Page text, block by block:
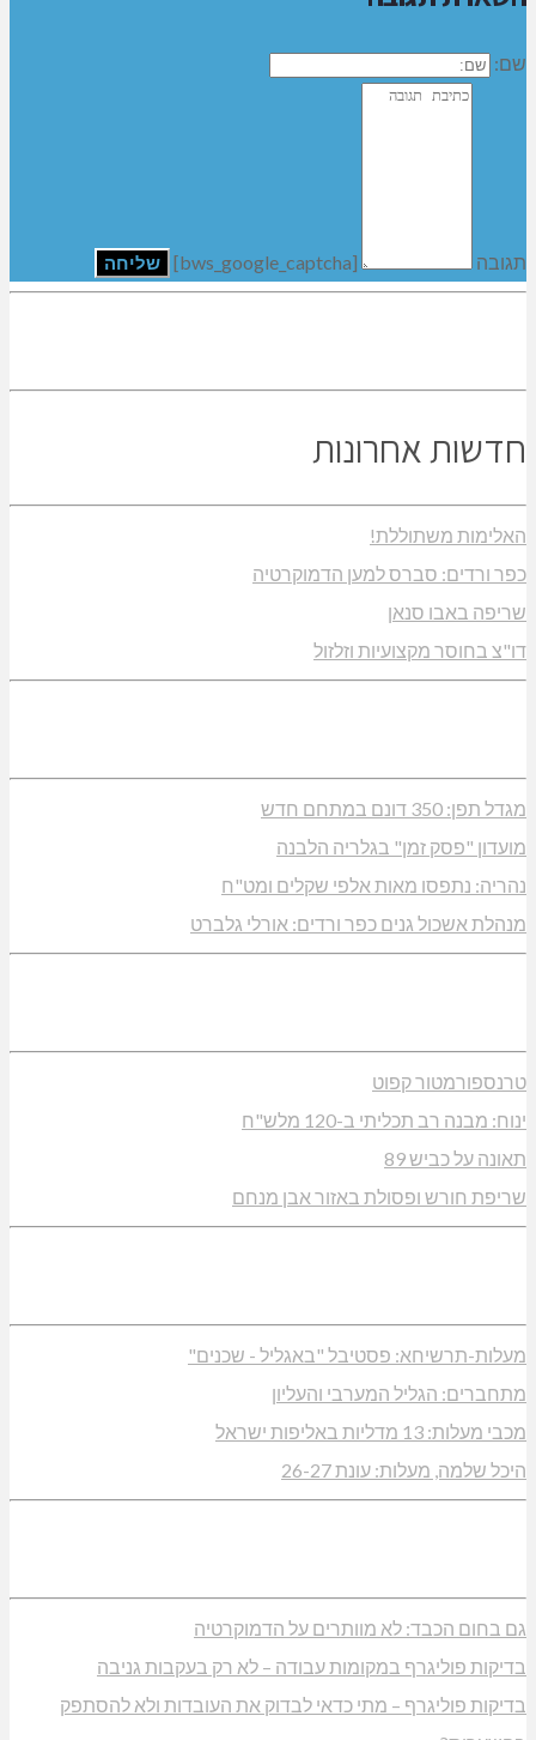
שם:
תגובה [bws_google_captcha]
חדשות אחרונות
האלימות משתוללת!
כפר ורדים: סברס למען הדמוקרטיה
שריפה באבו סנאן
דו"צ בחוסר מקצועיות וזלזול
מגדל תפן: 350 דונם במתחם חדש
מועדון "פסק זמן" בגלריה הלבנה
נהריה: נתפסו מאות אלפי שקלים ומט"ח
מנהלת אשכול גנים כפר ורדים: אורלי גלברט
טרנספורמטור קפוט
ינוח: מבנה רב תכליתי ב-120 מלש"ח
תאונה על כביש 89
שריפת חורש ופסולת באזור אבן מנחם
מעלות-תרשיחא: פסטיבל "באגליל - שכנים"
מתחברים: הגליל המערבי והעליון
מכבי מעלות: 13 מדליות באליפות ישראל
היכל שלמה, מעלות: עונת 26-27
גם בחום הכבד: לא מוותרים על הדמוקרטיה
בדיקות פוליגרף במקומות עבודה – לא רק בעקבות גניבה
בדיקות פוליגרף – מתי כדאי לבדוק את העובדות ולא להסתפק